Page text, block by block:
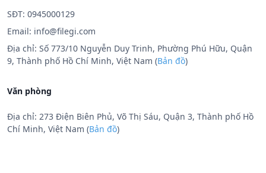
SĐT: 0945000129
Email: info@filegi.com
Địa chỉ: Số 773/10 Nguyễn Duy Trinh, Phường Phú Hữu, Quận
9, Thành phố Hồ Chí Minh, Việt Nam (Bản đồ)
Văn phòng
Địa chỉ: 273 Điện Biên Phủ, Võ Thị Sáu, Quận 3, Thành phố Hồ
Chí Minh, Việt Nam (Bản đồ)